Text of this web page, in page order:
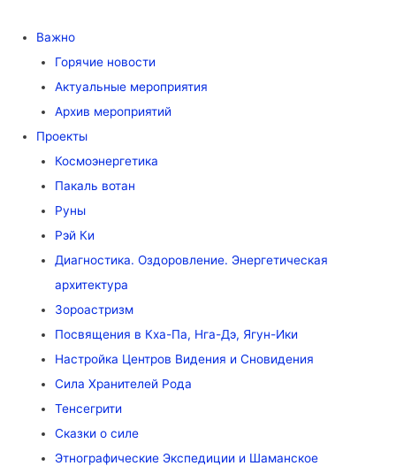
Важно
Горячие новости
Актуальные мероприятия
Архив мероприятий
Проекты
Космоэнергетика
Пакаль вотан
Руны
Рэй Ки
Диагностика. Оздоровление. Энергетическая
архитектура
Зороастризм
Посвящения в Кха-Па, Нга-Дэ, Ягун-Ики
Настройка Центров Видения и Сновидения
Сила Хранителей Рода
Тенсегрити
Сказки о силе
Этнографические Экспедиции и Шаманское